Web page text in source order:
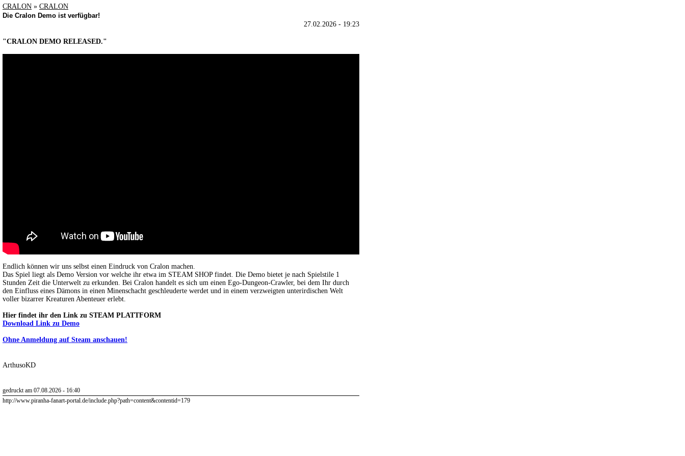
CRALON » CRALON
Die Cralon Demo ist verfügbar!
27.02.2026 - 19:23
"CRALON DEMO RELEASED."
Endlich können wir uns selbst einen Eindruck von Cralon machen.
Das Spiel liegt als Demo Version vor welche ihr etwa im STEAM SHOP findet. Die Demo bietet je nach Spielstile 1
Stunden Zeit die Unterwelt zu erkunden. Bei Cralon handelt es sich um einen Ego-Dungeon-Crawler, bei dem Ihr durch
den Einfluss eines Dämons in einen Minenschacht geschleuderte werdet und in einem verzweigten unterirdischen Welt
voller bizarrer Kreaturen Abenteuer erlebt.
Hier findet ihr den Link zu STEAM PLATTFORM
Download Link zu Demo
Ohne Anmeldung auf Steam anschauen!
ArthusoKD
gedruckt am 07.08.2026 - 16:40
http://www.piranha-fanart-portal.de/include.php?path=content&contentid=179